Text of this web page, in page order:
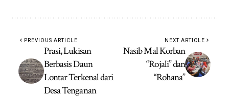
PREVIOUS ARTICLE
Prasi, Lukisan
Berbasis Daun
Lontar Terkenal dari
Desa Tenganan
NEXT ARTICLE
Nasib Mal Korban
“Rojali” dan
“Rohana”